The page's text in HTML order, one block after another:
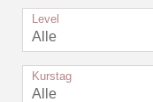
Level
Alle
Kurstag
Alle